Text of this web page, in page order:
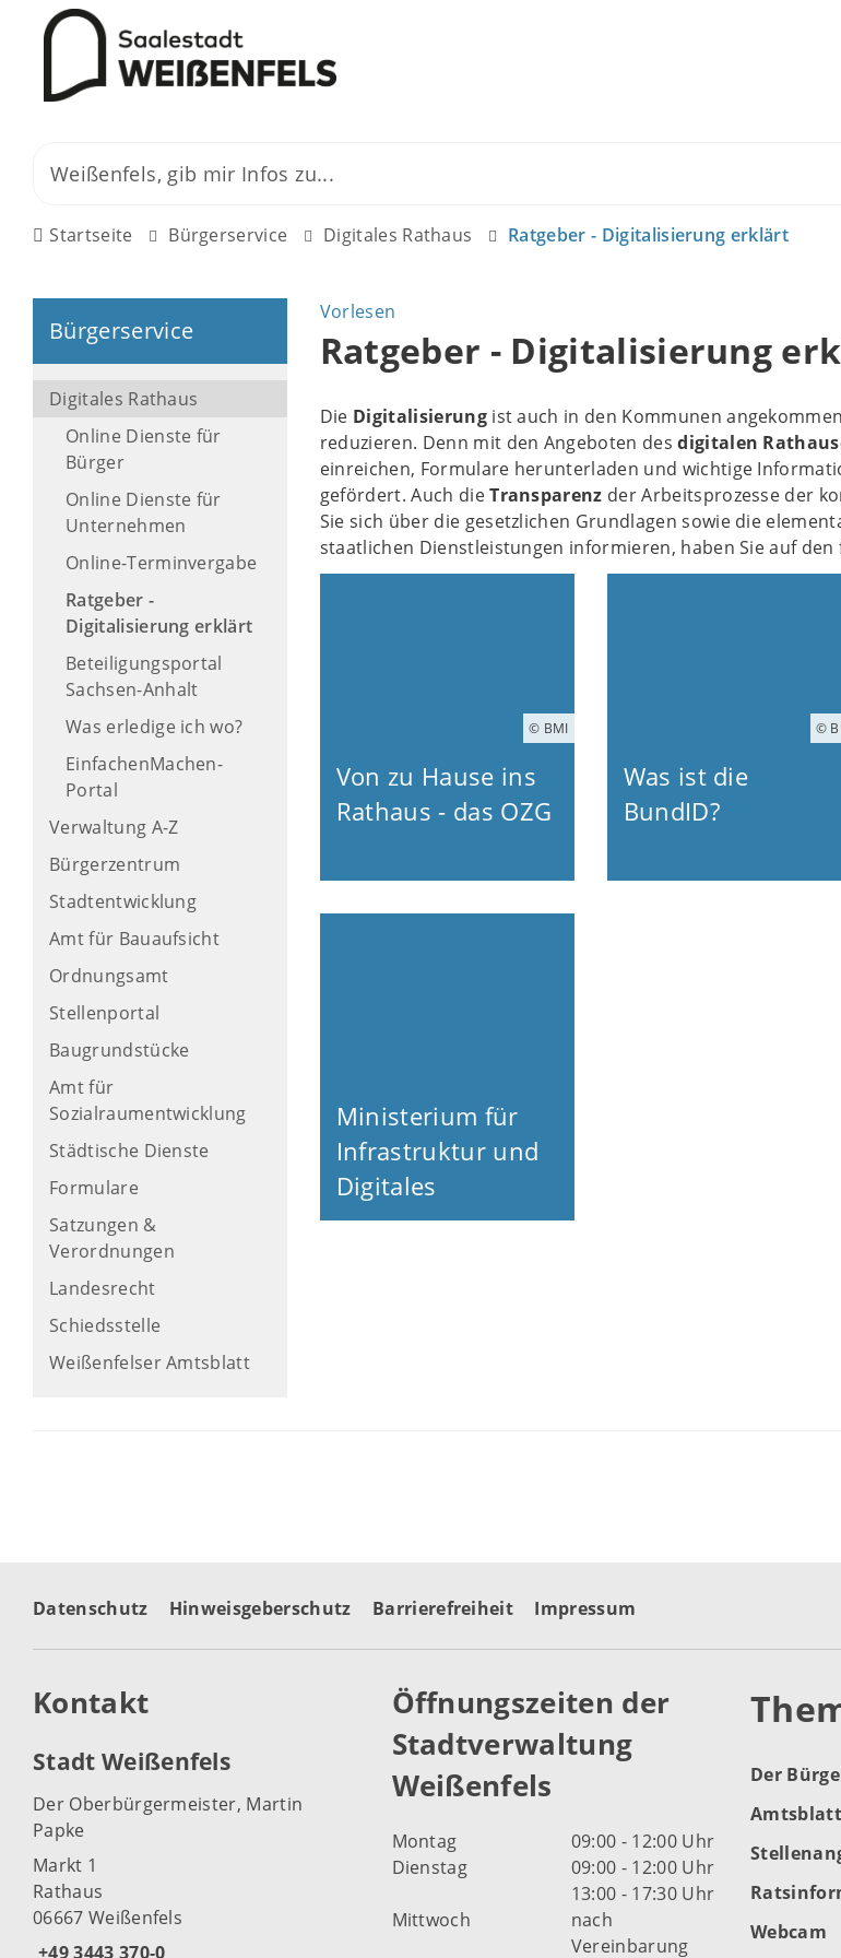
Startseite Bürgerservice Digitales Rathaus Ratgeber - Digitalisierung erklärt
Bürgerservice
Digitales Rathaus
Online Dienste für
Bürger
Online Dienste für
Unternehmen
Online-Terminvergabe
Ratgeber -
Digitalisierung erklärt
Beteiligungsportal
Sachsen-Anhalt
Was erledige ich wo?
EinfachenMachen-
Portal
Verwaltung A-Z
Bürgerzentrum
Stadtentwicklung
Amt für Bauaufsicht
Ordnungsamt
Stellenportal
Baugrundstücke
Amt für
Sozialraumentwicklung
Städtische Dienste
Formulare
Satzungen &
Verordnungen
Landesrecht
Schiedsstelle
Weißenfelser Amtsblatt
Vorlesen
Ratgeber - Digitalisierung
Die Digitalisierungist auch in den Kommunen
reduzieren. Denn mit den Angeboten desdigitalen
einreichen, Formulare herunterladen und wichtige
gefördert. Auch dieTransparenz der Arbeitsprozesse der
Sie sich über die gesetzlichen Grundlagen sowie die
staatlichen Dienstleistungen informieren, haben Sie auf
© BMI
Von zu Hause ins
Rathaus - das OZG
©
Was ist die
BundID?
Ministerium für
Infrastruktur und
Digitales
Datenschutz Hinweisgeberschutz Barrierefreiheit Impressum
Kontakt
Stadt Weißenfels
Der Oberbürgermeister, Martin
Papke
Markt 1
Rathaus
06667 Weißenfels
+49 3443 370-0
Öffnungszeiten der
Stadtverwaltung
Weißenfels
Montag
09:00 - 12:00 Uhr
Dienstag
09:00 - 12:00 Uhr
13:00 - 17:30 Uhr
Mittwoch
nach
Vereinbarung
Der
Amtsblatt
Webcam